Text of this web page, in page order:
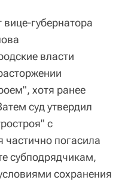
губернатора
власти
хотя ранее
суд утвердил
с
погасила
субподрядчикам,
сохранения